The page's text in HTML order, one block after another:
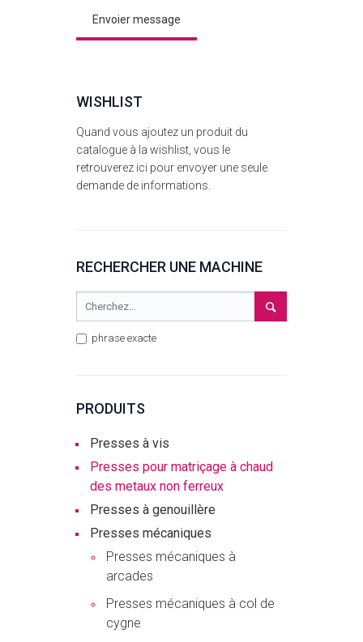
WISHLIST
Quand vous ajoutez un produit du
catalogue à la wishlist, vous le
retrouverez ici pour envoyer une seule
demande de informations.
RECHERCHER UNE MACHINE
phrase exacte
PRODUITS
Presses à vis
Presses pour matriçage à chaud
des metaux non ferreux
Presses à genouillère
Presses mécaniques
Presses mécaniques à
arcades
Presses mécaniques à col de
cygne